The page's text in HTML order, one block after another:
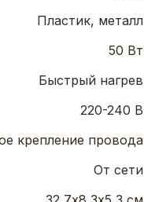
Пластик, металл
50 Вт
Быстрый нагрев
220-240 В
крепление провода
От сети